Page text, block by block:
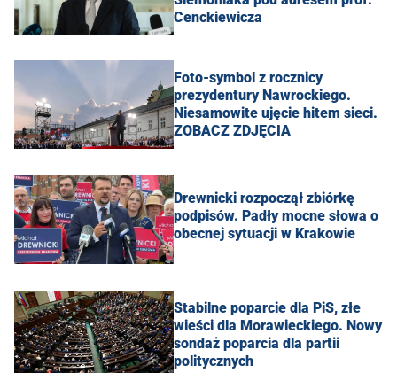
Cenckiewicza
Foto-symbol z rocznicy
prezydentury Nawrockiego.
Niesamowite ujęcie hitem sieci.
ZOBACZ ZDJĘCIA
Drewnicki rozpoczął zbiórkę
podpisów. Padły mocne słowa o
obecnej sytuacji w Krakowie
Stabilne poparcie dla PiS, złe
wieści dla Morawieckiego. Nowy
sondaż poparcia dla partii
politycznych